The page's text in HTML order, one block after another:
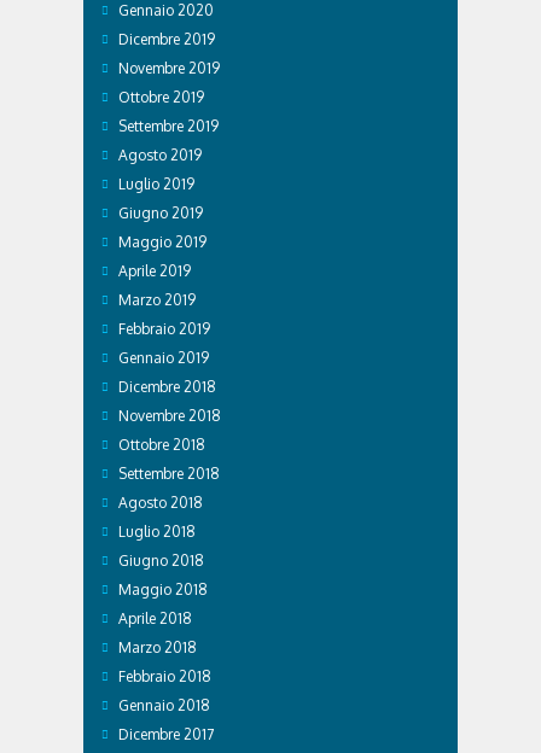
Gennaio 2020
Dicembre 2019
Novembre 2019
Ottobre 2019
Settembre 2019
Agosto 2019
Luglio 2019
Giugno 2019
Maggio 2019
Aprile 2019
Marzo 2019
Febbraio 2019
Gennaio 2019
Dicembre 2018
Novembre 2018
Ottobre 2018
Settembre 2018
Agosto 2018
Luglio 2018
Giugno 2018
Maggio 2018
Aprile 2018
Marzo 2018
Febbraio 2018
Gennaio 2018
Dicembre 2017